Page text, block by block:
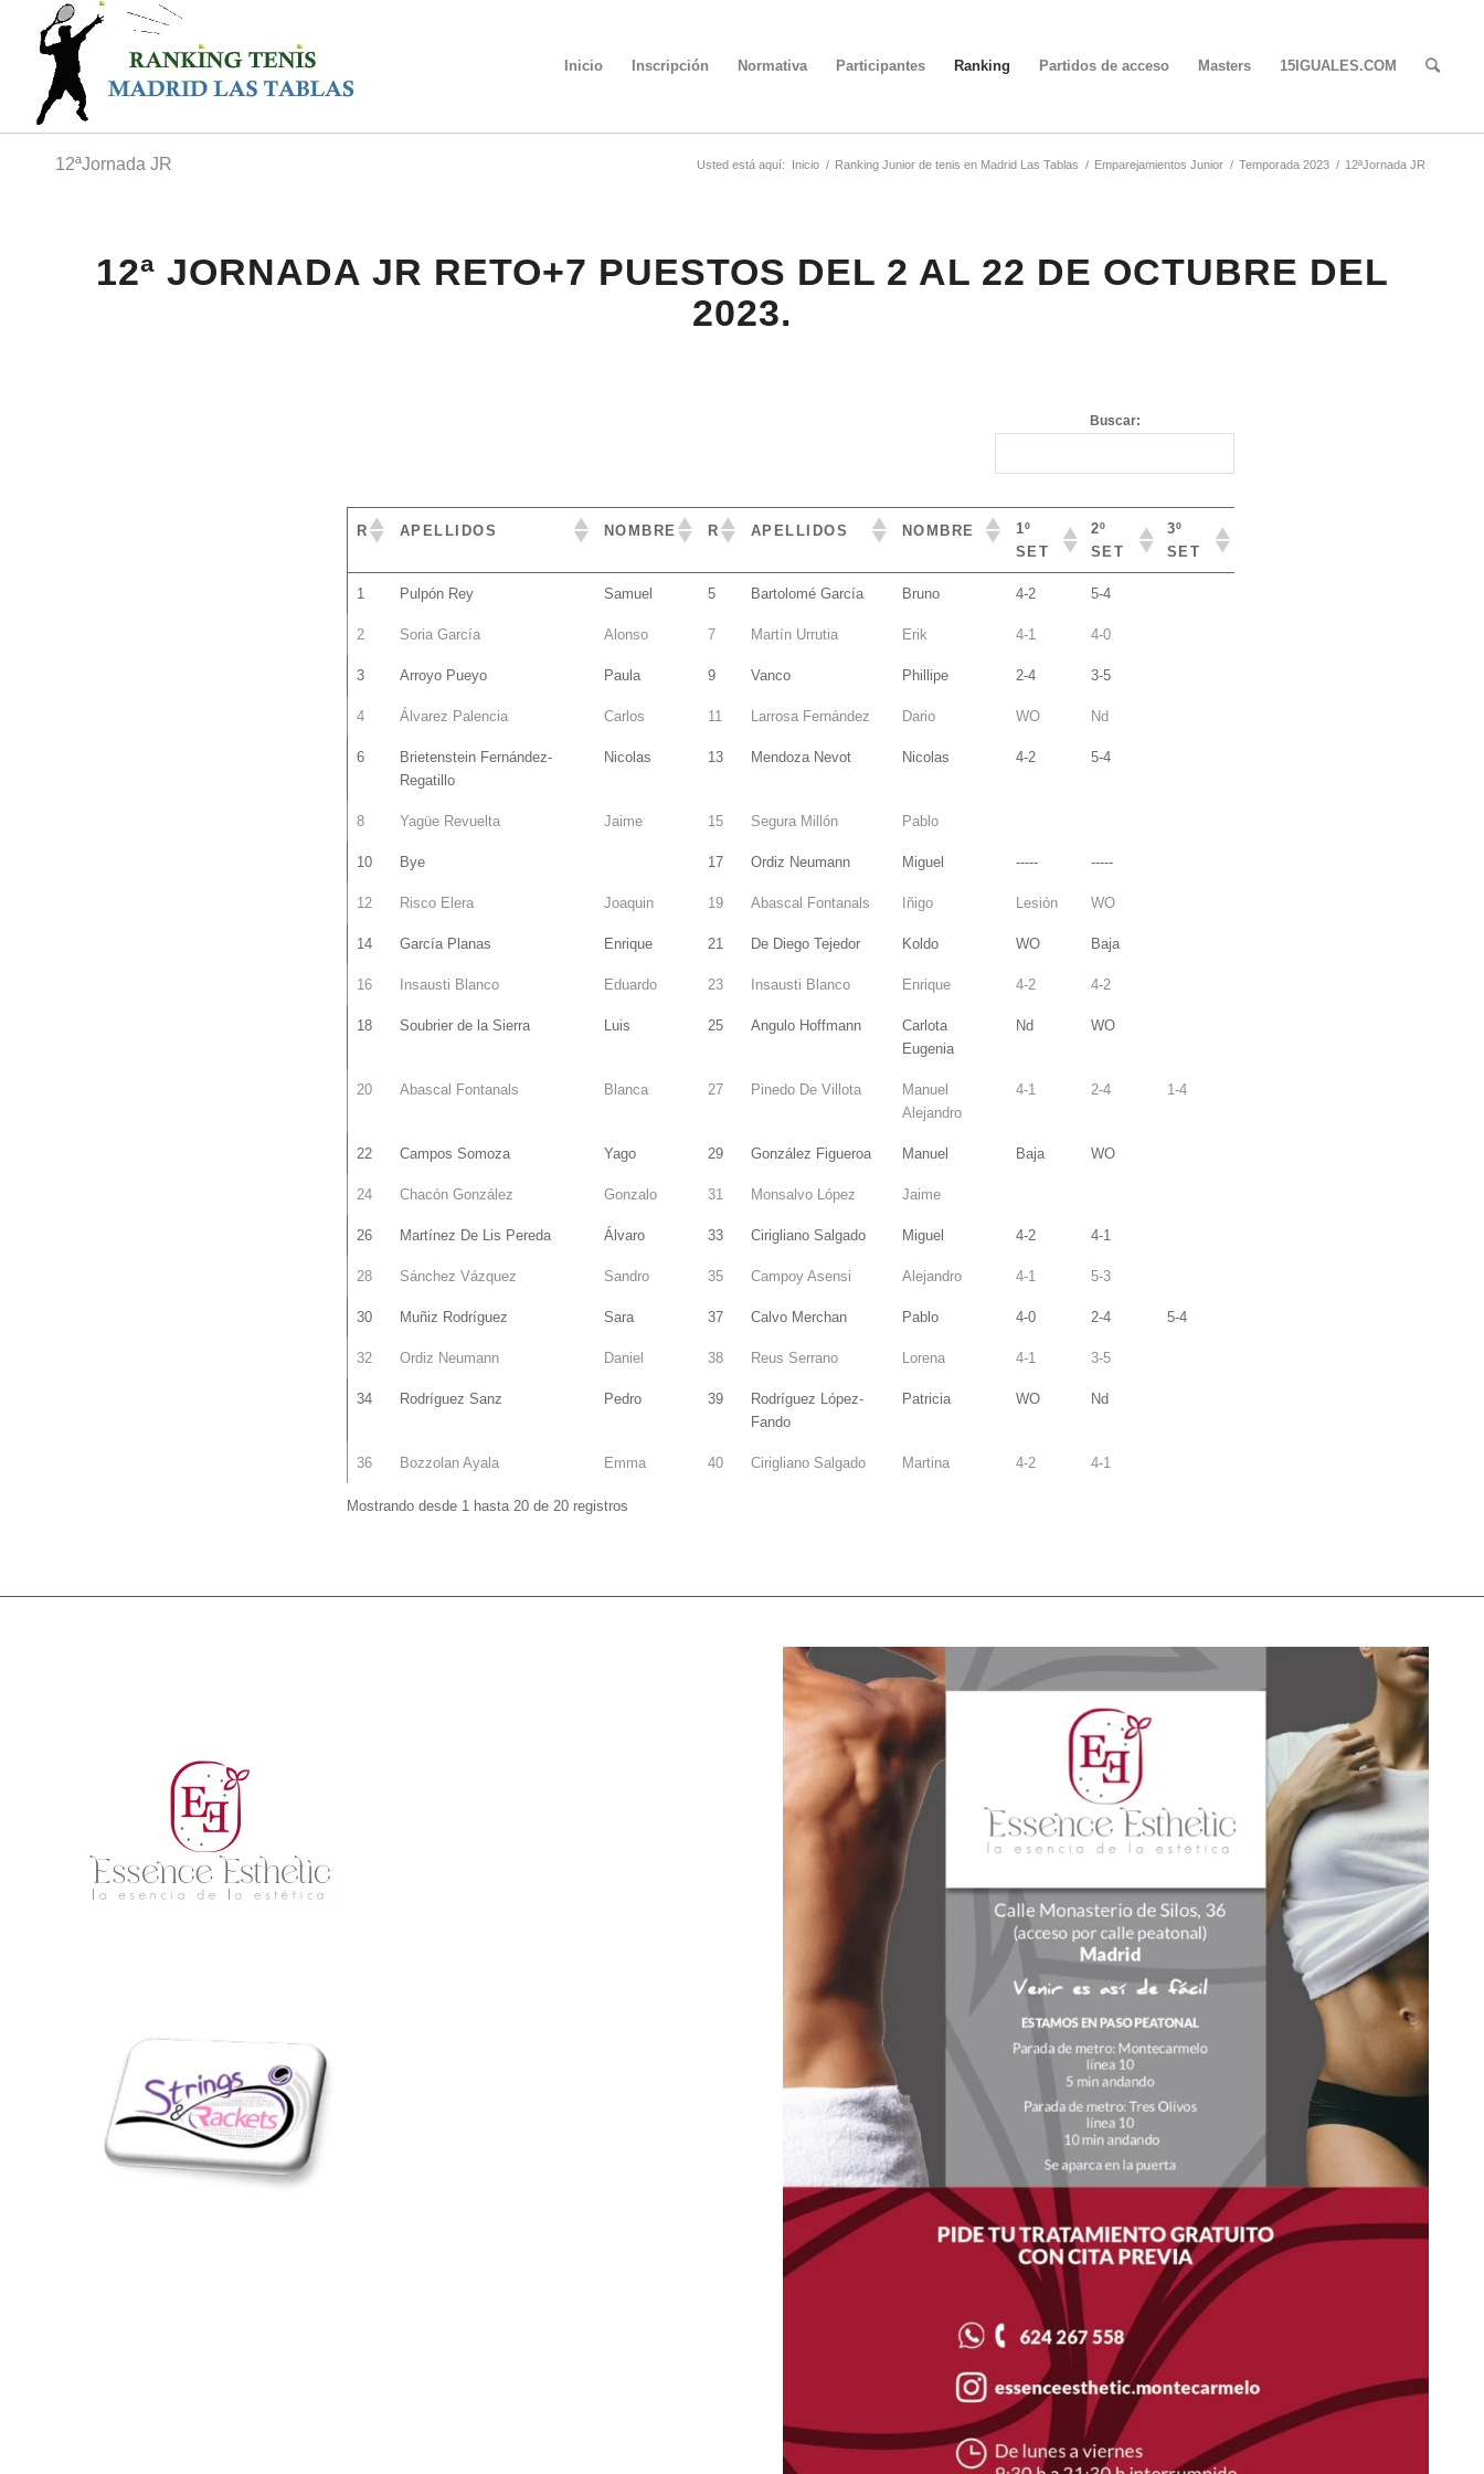
Inicio Inscripción Normativa Participantes Ranking Partidos de acceso Masters 15IGUALES.COM
12ªJornada JR Usted está aquí: Inicio / Ranking Junior de tenis en Madrid Las Tablas / Emparejamientos Junior / Temporada 2023 / 12ªJornada JR
12ª JORNADA JR RETO+7 PUESTOS DEL 2 AL 22 DE OCTUBRE DEL
2023.
Buscar:
R APELLIDOS NOMBRE R APELLIDOS NOMBRE
1º
SET
2º
SET
3º
SET
R APELLIDOS NOMBRE R APELLIDOS NOMBRE
1º
2º
1 Pulpón Rey Samuel 5 Bartolomé García Bruno 4-2 5-4
2 Soria García Alonso 7 Martín Urrutia Erik 4-1 4-0
3 Arroyo Pueyo Paula 9 Vanco Phillipe 2-4 3-5
4 Álvarez Palencia Carlos 11 Larrosa Fernández Dario WO Nd
6
Brietenstein Fernández-
Regatillo
Nicolas 13 Mendoza Nevot Nicolas 4-2 5-4
8 Yagüe Revuelta Jaime 15 Segura Millón Pablo
10 Bye 17 Ordiz Neumann Miguel ----- -----
12 Risco Elera Joaquin 19 Abascal Fontanals Iñigo Lesión WO
14 García Planas Enrique 21 De Diego Tejedor Koldo WO Baja
16 Insausti Blanco Eduardo 23 Insausti Blanco Enrique 4-2 4-2
18 Soubrier de la Sierra Luis 25 Angulo Hoffmann
Carlota
Eugenia
Nd WO
20 Abascal Fontanals Blanca 27 Pinedo De Villota
Manuel
Alejandro
4-1 2-4 1-4
22 Campos Somoza Yago 29 González Figueroa Manuel Baja WO
24 Chacón González Gonzalo 31 Monsalvo López Jaime
26 Martínez De Lis Pereda Álvaro 33 Cirigliano Salgado Miguel 4-2 4-1
28 Sánchez Vázquez Sandro 35 Campoy Asensi Alejandro 4-1 5-3
30 Muñiz Rodríguez Sara 37 Calvo Merchan Pablo 4-0 2-4 5-4
32 Ordiz Neumann Daniel 38 Reus Serrano Lorena 4-1 3-5
34 Rodríguez Sanz Pedro 39
Rodríguez López-
Fando
Patricia WO Nd
36 Bozzolan Ayala Emma 40 Cirigliano Salgado Martina 4-2 4-1
Mostrando desde 1 hasta 20 de 20 registros